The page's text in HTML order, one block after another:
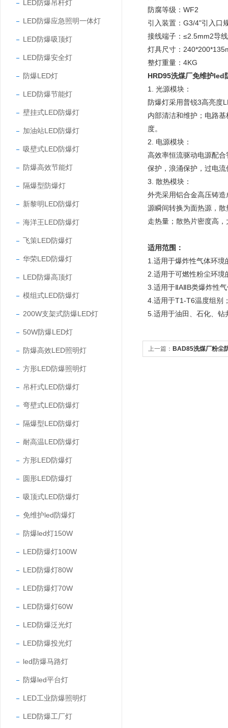
LED防爆吊杆灯
LED防爆应急照明一体灯
LED防爆吸顶灯
LED防爆安全灯
防爆LED灯
LED防爆节能灯
壁挂式LED防爆灯
加油站LED防爆灯
吸壁式LED防爆灯
防爆高效节能灯
隔爆型防爆灯
新黎明LED防爆灯
海洋王LED防爆灯
飞策LED防爆灯
华荣LED防爆灯
LED防爆高顶灯
模组式LED防爆灯
200W支架式防爆LED灯
50W防爆LED灯
防爆高效LED照明灯
方形LED防爆照明灯
吊杆式LED防爆灯
弯壁式LED防爆灯
隔爆型LED防爆灯
耐高温LED防爆灯
方形LED防爆灯
圆形LED防爆灯
吸顶式LED防爆灯
免维护led防爆灯
防爆led灯150W
LED防爆灯100W
LED防爆灯80W
LED防爆灯70W
LED防爆灯60W
LED防爆泛光灯
LED防爆投光灯
led防爆马路灯
防爆led平台灯
LED工业防爆照明灯
LED防爆工厂灯
防腐等级：WF2
引入装置：G3/4"引入口
接线端子：≤2.5mm2导
灯具尺寸：
整灯重量：4KG
HRD95洗煤厂免维护led
1. 光源模块：
防爆灯采用普锐3高亮度
内部清洁和维护；电路
度。
2. 电源模块：
高效率恒流驱动电源配
保护，浪涌保护，过电
3. 散热模块：
外壳采用铝合金高压铸
源瞬间转换为面热源，
走热量；散热片密度高
适用范围：
1.适用于爆炸性气体环境
2.适用于可燃性粉尘环
3.适用于ⅡAⅡB类爆炸性
4.适用于T1-T6温度组别
5.适用于油田、石化、钻
上一篇： BAD85洗煤厂粉尘